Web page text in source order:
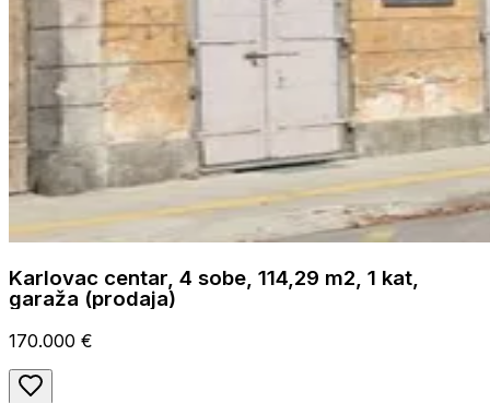
Karlovac centar, 4 sobe, 114,29 m2, 1 kat,
garaža (prodaja)
170.000 €